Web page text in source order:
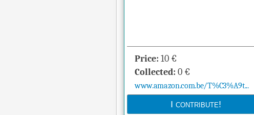
Price: 10 €
Collected: 0 €
www.amazon.com.be/T%C3%A9t...